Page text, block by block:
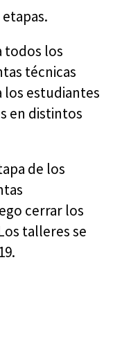
todos los
técnicas
los estudiantes
en distintos
de los
cerrar los
talleres se